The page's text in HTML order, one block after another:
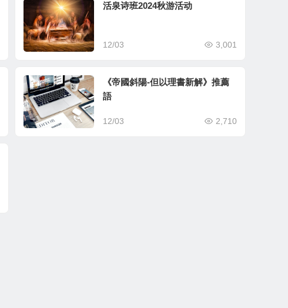
活泉诗班2024秋游活动
12/03 3,001
《帝國斜陽-但以理書新解》推薦
語
12/03 2,710